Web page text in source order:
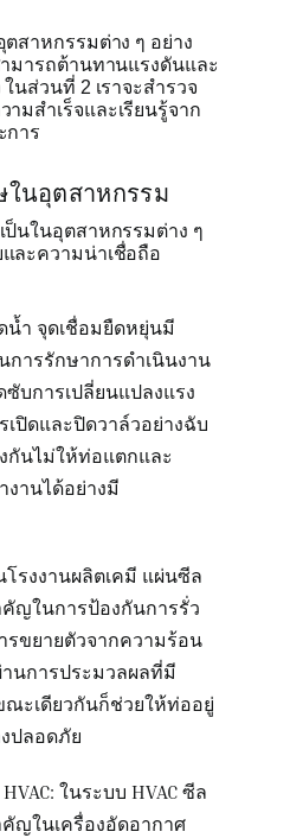
สาหกรรมต่าง ๆ อย่าง
มารถต้านทานแรงดันและ
นส่วนที่ 2 เราจะสำรวจ
มสำเร็จและเรียนรู้จาก
การ
ในอุตสาหกรรม
ป็นในอุตสาหกรรมต่าง ๆ
ละความน่าเชื่อถือ
น้ำ จุดเชื่อมยืดหยุ่นมี
ารรักษาการดำเนินงาน
บการเปลี่ยนแปลงแรง
เปิดและปิดวาล์วอย่างฉับ
กันไม่ให้ท่อแตกและ
งานได้อย่างมี
โรงงานผลิตเคมี แผ่นซีล
ญในการป้องกันการรั่ว
รขยายตัวจากความร้อน
นการประมวลผลที่มี
ะเดียวกันก็ช่วยให้ท่ออยู่
ปลอดภัย
ในระบบ HVAC ซีล
ญในเครื่องอัดอากาศ